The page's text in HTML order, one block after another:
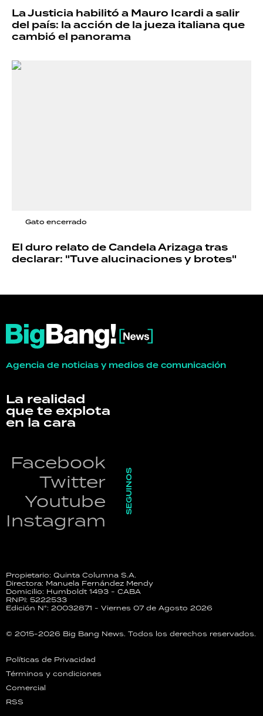
La Justicia habilitó a Mauro Icardi a salir
del país: la acción de la jueza italiana que
cambió el panorama
Gato encerrado
El duro relato de Candela Arizaga tras
declarar: "Tuve alucinaciones y brotes"
Agencia de noticias y medios de comunicación
La realidad
que te explota
en la cara
Facebook
Twitter
Youtube
Instagram
SEGUINOS
Propietario: Quinta Columna S.A.
Directora: Manuela Fernández Mendy
Domicilio: Humboldt 1493 - CABA
RNPI: 5222533
Edición N°: 20032871 - Viernes 07 de Agosto 2026
© 2015-2026 Big Bang News. Todos los derechos reservados.
Políticas de Privacidad
Términos y condiciones
Comercial
RSS